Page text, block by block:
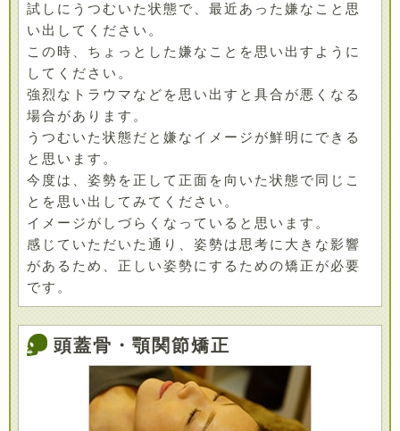
試しにうつむいた状態で、最近あった嫌なこと思
い出してください。
この時、ちょっとした嫌なことを思い出すように
してください。
強烈なトラウマなどを思い出すと具合が悪くなる
場合があります。
うつむいた状態だと嫌なイメージが鮮明にできる
と思います。
今度は、姿勢を正して正面を向いた状態で同じこ
とを思い出してみてください。
イメージがしづらくなっていると思います。
感じていただいた通り、姿勢は思考に大きな影響
があるため、正しい姿勢にするための矯正が必要
です。
頭蓋骨・顎関節矯正